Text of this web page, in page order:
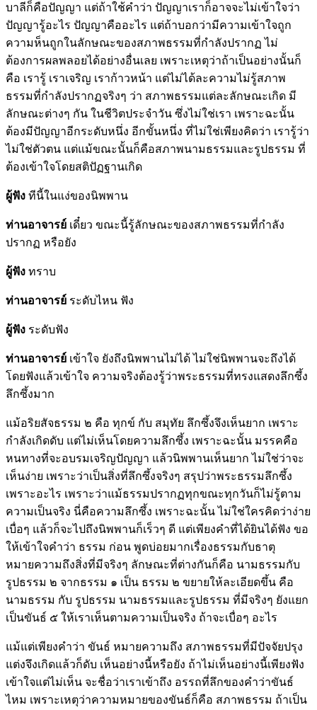
บาลีก็คือปัญญา แต่ถ้าใช้คำว่า ปัญญาเราก็อาจจะไม่เข้าใจว่า
ปัญญารู้อะไร ปัญญาคืออะไร แต่ถ้าบอกว่ามีความเข้าใจถูก
ความห็นถูกในลักษณะของสภาพธรรมที่กำลังปรากฏ ไม่
ต้องการผลพลอยได้อย่างอื่นเลย เพราะเหตุว่าถ้าเป็นอย่างนั้นก็
คือ เรารู้ เราเจริญ เราก้าวหน้า แต่ไม่ได้ละความไม่รู้สภาพ
ธรรมที่กำลังปรากฏจริงๆ ว่า สภาพธรรมแต่ละลักษณะเกิด มี
ลักษณะต่างๆ กัน ในชีวิตประจำวัน ซึ่งไม่ใช่เรา เพราะฉะนั้น
ต้องมีปัญญาอีกระดับหนึ่ง อีกขั้นหนึ่ง ที่ไม่ใช่เพียงคิดว่า เรารู้ว่า
ไม่ใช่ตัวตน แต่แม้ขณะนั้นก็คือสภาพนามธรรมและรูปธรรม ที่
ต้องเข้าใจโดยสติปัฏฐานเกิด
ผู้ฟัง ทีนี้ในแง่ของนิพพาน
ท่านอาจารย์ เดี๋ยว ขณะนี้รู้ลักษณะของสภาพธรรมที่กำลัง
ปรากฏ หรือยัง
ผู้ฟัง ทราบ
ท่านอาจารย์ ระดับไหน ฟัง
ผู้ฟัง ระดับฟัง
ท่านอาจารย์ เข้าใจ ยังถึงนิพพานไม่ได้ ไม่ใช่นิพพานจะถึงได้
โดยฟังแล้วเข้าใจ ความจริงต้องรู้ว่าพระธรรมที่ทรงแสดงลึกซึ้ง
ลึกซึ้งมาก
แม้อริยสัจธรรม ๒ คือ ทุกข์ กับ สมุทัย ลึกซึ้งจึงเห็นยาก เพราะ
กำลังเกิดดับ แต่ไม่เห็นโดยความลึกซึ้ง เพราะฉะนั้น มรรคคือ
หนทางที่จะอบรมเจริญปัญญา แล้วนิพพานเห็นยาก ไม่ใช่ว่าจะ
เห็นง่าย เพราะว่าเป็นสิ่งที่ลึกซึ้งจริงๆ สรุปว่าพระธรรมลึกซึ้ง
เพราะอะไร เพราะว่าแม้ธรรมปรากฏทุกขณะทุกวันก็ไม่รู้ตาม
ความเป็นจริง นี่คือความลึกซึ้ง เพราะฉะนั้น ไม่ใช่ใครคิดว่าง่าย
เบื่อๆ แล้วก็จะไปถึงนิพพานก็เร็วๆ ดี แต่เพียงคำที่ได้ยินได้ฟัง ขอ
ให้เข้าใจคำว่า ธรรม ก่อน พูดบ่อยมากเรื่องธรรมกับธาตุ
หมายความถึงสิ่งที่มีจริงๆ ลักษณะที่ต่างกันก็คือ นามธรรมกับ
รูปธรรม ๒ จากธรรม ๑ เป็น ธรรม ๒ ขยายให้ละเอียดขึ้น คือ
นามธรรม กับ รูปธรรม นามธรรมและรูปธรรม ที่มีจริงๆ ยังแยก
เป็นขันธ์ ๕ ให้เราเห็นตามความเป็นจริง ถ้าจะเบื่อๆ อะไร
แม้แต่เพียงคำว่า ขันธ์ หมายความถึง สภาพธรรมที่มีปัจจัยปรุง
แต่งจึงเกิดแล้วก็ดับ เห็นอย่างนี้หรือยัง ถ้าไม่เห็นอย่างนี้เพียงฟัง
เข้าใจแต่ไม่เห็น จะชื่อว่าเราเข้าถึง อรรถที่ลึกของคำว่าขันธ์
ไหม เพราะเหตุว่าความหมายของขันธ์ก็คือ สภาพธรรม ถ้าเป็น